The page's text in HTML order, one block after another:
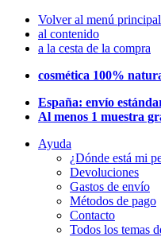
Volver al menú principal
al contenido
a la cesta de la compra
cosmética 100%
España: envío
Al menos 1 muestra
Ayuda
¿Dónde está mi
Devoluciones
Gastos de envío
Métodos de pago
Contacto
Todos los temas